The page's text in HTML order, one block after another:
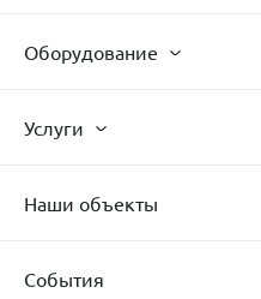
Оборудование
Услуги
Наши объекты
События